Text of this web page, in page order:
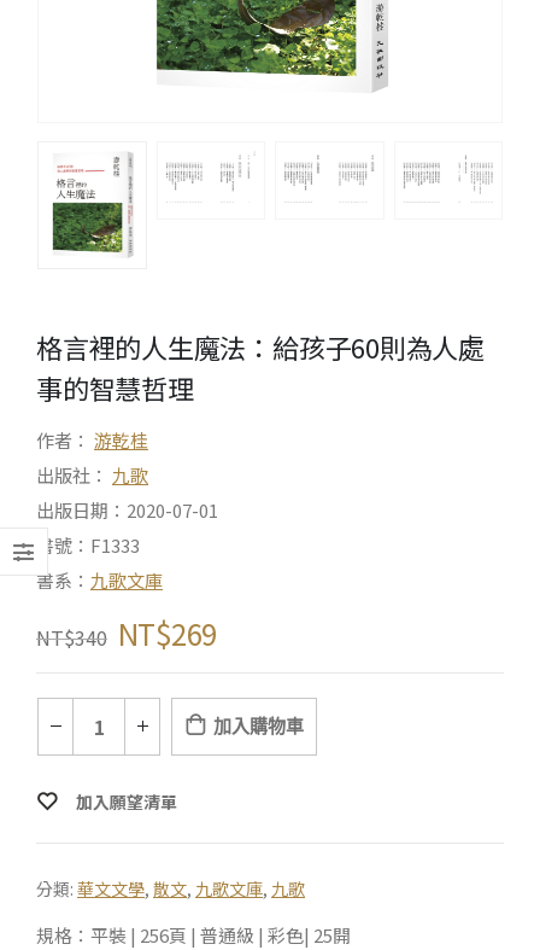
格言裡的人生魔法：給孩子60則為人處
事的智慧哲理
作者： 游乾桂
出版社： 九歌
出版日期：2020-07-01
書號：F1333
書系： 九歌文庫
NT$340 NT$269
加入購物車
加入願望清單
分類: 華文文學, 散文, 九歌文庫, 九歌
規格：平裝 | 256頁 | 普通級 | 彩色| 25開